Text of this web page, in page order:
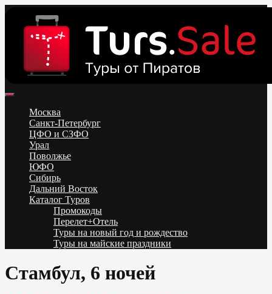
content
Низкие цены на путевки 3-7-10 ночей все включено, отдых на
море. Распродажа экскурсионных и горнолыжных туров.
Обновление каждый день. Официальный сайт Тур Сейл
Москва
Санкт-Петербург
ЦФО и СЗФО
Урал
Поволжье
ЮФО
Сибирь
Дальний Восток
Каталог Туров
Промокоды
Перелет+Отель
Туры на новый год и рождество
Туры на майские праздники
Стамбул, 6 ночей